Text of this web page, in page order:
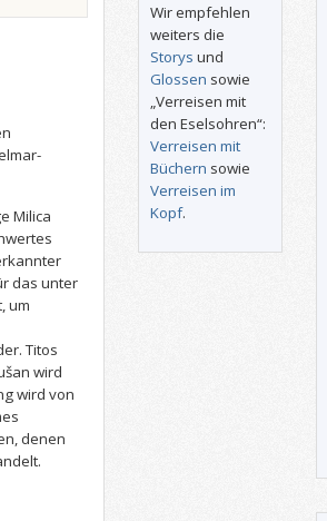
Milica
das unter
um
Titos
wird
wird von
denen
Wir empfehlen
weiters die
Storys und
Glossen sowie
„Verreisen mit
den Eselsohren“:
Verreisen mit
Büchern sowie
Verreisen im
Kopf.